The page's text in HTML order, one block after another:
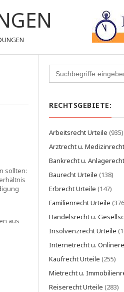
sollten:
aus
Search
for:
RECHTSGEBIETE:
Arbeitsrecht Urteile (935)
Arztrecht u.
Bankrecht u.
Baurecht Urteile (138)
Erbrecht Urteile (147)
Familienrecht Urteile
Handelsrecht u.
Insolvenzrecht Urteile
Internetrecht u.
Kaufrecht Urteile (255)
Mietrecht u.
Reiserecht Urteile (283)